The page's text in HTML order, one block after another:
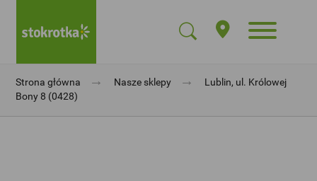
Strona główna → Nasze sklepy →
Lublin, ul. Królowej
Bony 8 (0428)